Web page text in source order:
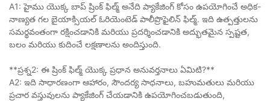
A1: హైము యొక్క బాప్ ష్రింక్ ఫిల్మ్ అనేది ప్యాకేజింగ్ కోసం ఉపయోగించే అధిక-
నాణ్యత గల బైయాక్సియల్ ఓరియెంటెడ్ పాలీప్రొఫైలిన్ ఫిల్మ్. ఇది ఉత్పత్తులను
సమర్థవంతంగా రక్షించడానికి మరియు ప్రదర్శించడానికి అద్భుతమైన స్పష్టత,
బలం మరియు కుదించే లక్షణాలను అందిస్తుంది.
**ప్రశ్న2: ఈ ష్రింక్ ఫిల్మ్ యొక్క ప్రధాన అనువర్తనాలు ఏమిటి?**
A2: ఇది సాధారణంగా ఆహారం, సౌందర్య సాధనాలు, బహుమతులు మరియు
ప్రచార వస్తువులను ప్యాకేజింగ్ చేయడానికి ఉపయోగించబడుతుంది,